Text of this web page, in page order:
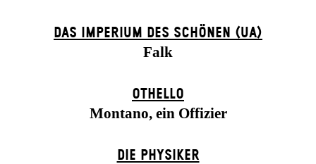
DAS IMPERIUM DES SCHÖNEN (UA)
Falk
OTHELLO
Montano, ein Offizier
DIE PHYSIKER